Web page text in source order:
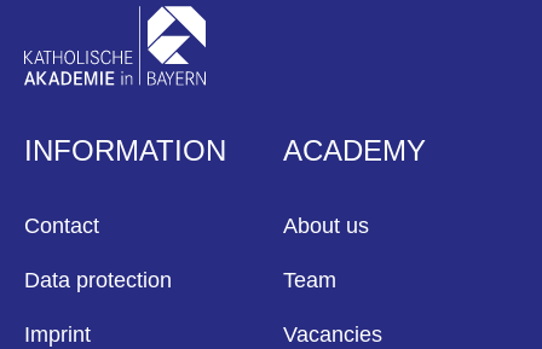
INFORMATION
Contact
Data protection
Imprint
ACADEMY
About us
Team
Vacancies